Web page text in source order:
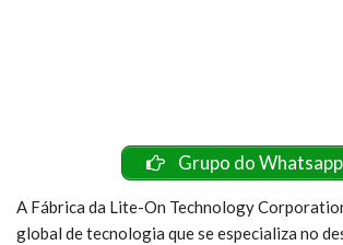
Grupo do Whatsapp
A Fábrica da Lite-On Technology
global de tecnologia que se especializa no